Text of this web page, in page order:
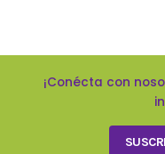
¡Conécta con